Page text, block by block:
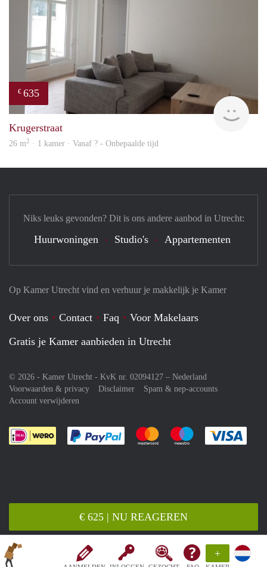
+
€ 625 | NU REAGEREN
€ 635
Krugerstraat
26 m2 · 1 kamer · Vanaf ? - Onbepaalde tijd
Op Kamer Utrecht vind en verhuur je makkelijk je Kamer
Over ons Contact Faq
Voor Makelaars
Gratis je Kamer aanbieden in Utrecht
© 2026 - Kamer Utrecht - KvK nr. 02094127 – Nederland
Voorwaarden & privacy
Disclaimer
Spam & nep-accounts
Account verwijderen
Je rekent gemakkelijk af met Paypal
Je rekent gemakkelijk af met
Je rekent
Niks leuks gevonden? Dit is ons andere aanbod in Utrecht:
Huurwoningen Studio's Appartementen